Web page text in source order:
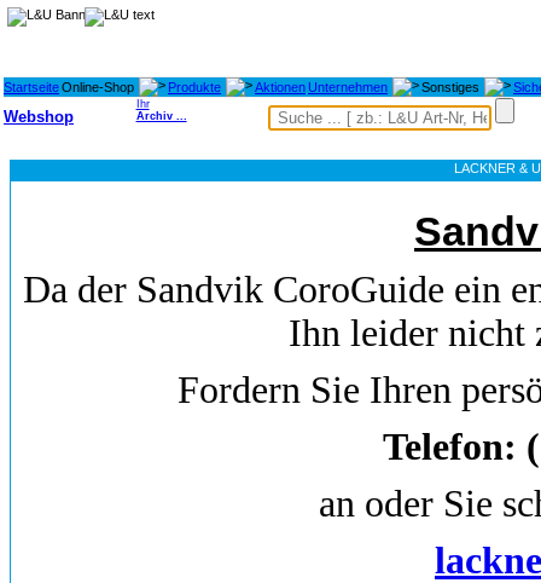
StartseiteOnline-Shop Produkte AktionenUnternehmen Sonstiges
Webshop
Ihr
Archiv ...
LACKNER &
Da der Sandvik CoroGuide ein
Ihn leider nicht
Fordern Sie Ihren
Telefon:
an oder Sie